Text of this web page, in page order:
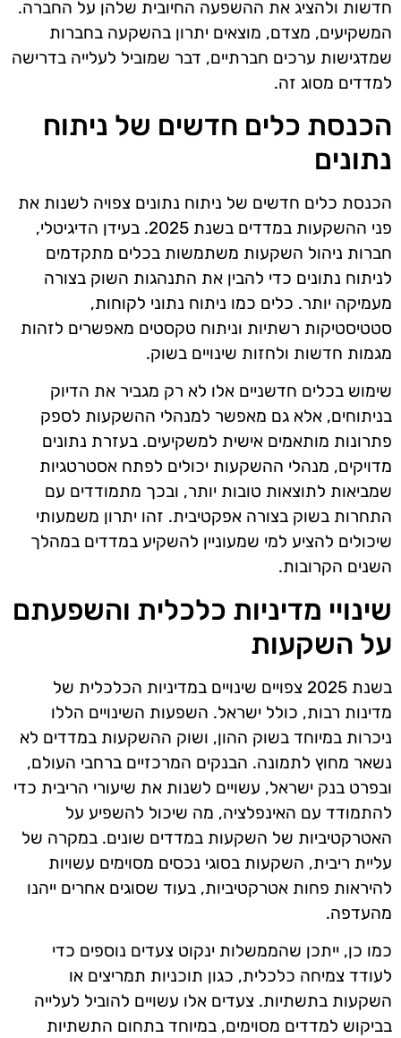
חדשות ולהציג את ההשפעה החיובית שלהן על החברה.
המשקיעים, מצדם, מוצאים יתרון בהשקעה בחברות
שמדגישות ערכים חברתיים, דבר שמוביל לעלייה בדרישה
למדדים מסוג זה.
הכנסת כלים חדשים של ניתוח
נתונים
הכנסת כלים חדשים של ניתוח נתונים צפויה לשנות את
פני ההשקעות במדדים בשנת 2025. בעידן הדיגיטלי,
חברות ניהול השקעות משתמשות בכלים מתקדמים
לניתוח נתונים כדי להבין את התנהגות השוק בצורה
מעמיקה יותר. כלים כמו ניתוח נתוני לקוחות,
סטטיסטיקות רשתיות וניתוח טקסטים מאפשרים לזהות
מגמות חדשות ולחזות שינויים בשוק.
שימוש בכלים חדשניים אלו לא רק מגביר את הדיוק
בניתוחים, אלא גם מאפשר למנהלי ההשקעות לספק
פתרונות מותאמים אישית למשקיעים. בעזרת נתונים
מדויקים, מנהלי ההשקעות יכולים לפתח אסטרטגיות
שמביאות לתוצאות טובות יותר, ובכך מתמודדים עם
התחרות בשוק בצורה אפקטיבית. זהו יתרון משמעותי
שיכולים להציע למי שמעוניין להשקיע במדדים במהלך
השנים הקרובות.
שינויי מדיניות כלכלית והשפעתם
על השקעות
בשנת 2025 צפויים שינויים במדיניות הכלכלית של
מדינות רבות, כולל ישראל. השפעות השינויים הללו
ניכרות במיוחד בשוק ההון, ושוק ההשקעות במדדים לא
נשאר מחוץ לתמונה. הבנקים המרכזיים ברחבי העולם,
ובפרט בנק ישראל, עשויים לשנות את שיעורי הריבית כדי
להתמודד עם האינפלציה, מה שיכול להשפיע על
האטרקטיביות של השקעות במדדים שונים. במקרה של
עליית ריבית, השקעות בסוגי נכסים מסוימים עשויות
להיראות פחות אטרקטיביות, בעוד שסוגים אחרים ייהנו
מהעדפה.
כמו כן, ייתכן שהממשלות ינקוט צעדים נוספים כדי
לעודד צמיחה כלכלית, כגון תוכניות תמריצים או
השקעות בתשתיות. צעדים אלו עשויים להוביל לעלייה
בביקוש למדדים מסוימים, במיוחד בתחום התשתיות